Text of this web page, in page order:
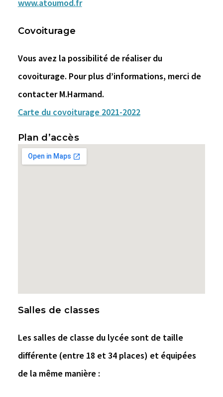
www.atoumod.fr
Covoiturage
Vous avez la possibilité de réaliser du
covoiturage. Pour plus d’informations, merci de
contacter M.Harmand.
Carte du covoiturage 2021-2022
Plan d’accès
Salles de classes
Les salles de classe du lycée sont de taille
différente (entre 18 et 34 places) et équipées
de la même manière :